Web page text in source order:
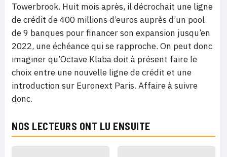
Towerbrook. Huit mois après, il décrochait une ligne
de crédit de 400 millions d’euros auprès d’un pool
de 9 banques pour financer son expansion jusqu’en
2022, une échéance qui se rapproche. On peut donc
imaginer qu’Octave Klaba doit à présent faire le
choix entre une nouvelle ligne de crédit et une
introduction sur Euronext Paris. Affaire à suivre
donc.
NOS LECTEURS ONT LU ENSUITE